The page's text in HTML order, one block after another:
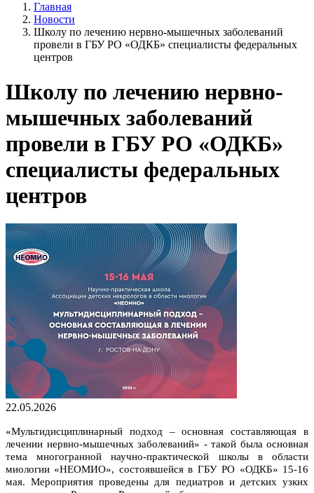
Главная
Новости
Школу по лечению нервно-мышечных заболеваний
провели в ГБУ РО «ОДКБ» специалисты федеральных
центров
Школу по лечению нервно-
мышечных заболеваний
провели в ГБУ РО «ОДКБ»
специалисты федеральных
центров
22.05.2026
«Мультидисциплинарный подход – основная составляющая в
лечении нервно-мышечных заболеваний» - такой была основная
тема многогранной научно-практической школы в области
миологии «НЕОМИО», состоявшейся в ГБУ РО «ОДКБ» 15-16
мая. Мероприятия проведены для педиатров и детских узких